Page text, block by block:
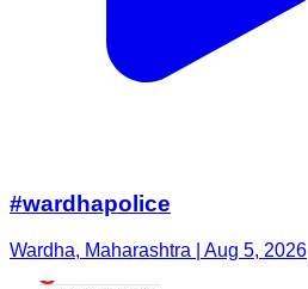
#wardhapolice
Wardha, Maharashtra | Aug 5, 2026